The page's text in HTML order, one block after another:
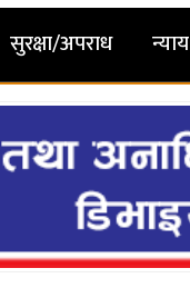
सुरक्षा/अपराध न्याय